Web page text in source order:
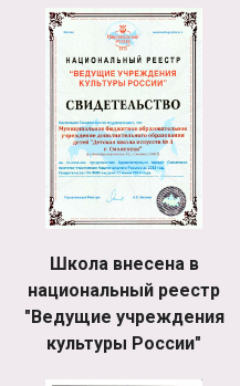
Школа внесена в
национальный реестр
"Ведущие учреждения
культуры России"